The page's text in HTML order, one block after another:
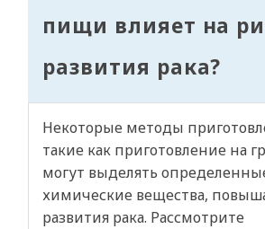
пищи влияет на
развития рака?
Некоторые методы
такие как приготовление на
могут выделять
химические вещества,
развития рака. Рассмотрите